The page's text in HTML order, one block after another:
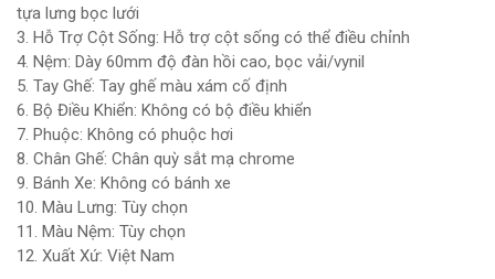
tựa lưng bọc lưới
3. Hỗ Trợ Cột Sống: Hỗ trợ cột sống có thể điều chỉnh
4. Nệm: Dày 60mm độ đàn hồi cao, bọc vải/vynil
5. Tay Ghế: Tay ghế màu xám cố định
6. Bộ Điều Khiển: Không có bộ điều khiển
7. Phuộc: Không có phuộc hơi
8. Chân Ghế: Chân quỳ sắt mạ chrome
9. Bánh Xe: Không có bánh xe
10. Màu Lưng: Tùy chọn
11. Màu Nệm: Tùy chọn
12. Xuất Xứ: Việt Nam